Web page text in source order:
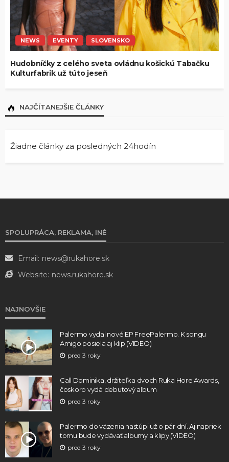
NEWS EVENTY SLOVENSKO
Hudobníčky z celého sveta ovládnu košickú Tabačku
Kulturfabrik už túto jeseň
NAJČÍTANEJŠIE ČLÁNKY
Žiadne články za posledných 24hodín
SPOLUPRÁCA, REKLAMA, INÉ
Email: news@rukahore.sk
Website: news.rukahore.sk
NAJNOVŠIE
Palermo vydal nové EP FreePalermo. K songu
Amigo posiela aj klip (VIDEO)
pred 3 roky
Call Dominika, držiteľka dvoch Ruka Hore Awards,
čoskoro vydá debutový album
pred 3 roky
Palermo do väzenia nastúpi už o pár dní. Aj napriek
tomu bude vydávať albumy a klipy (VIDEO)
pred 3 roky